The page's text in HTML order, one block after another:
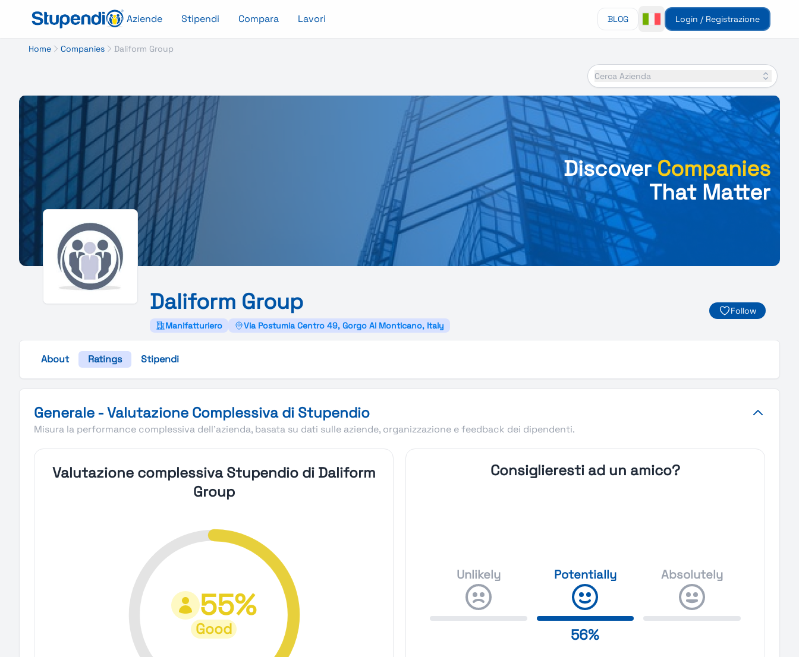
Aziende Stipendi Compara Lavori BLOG Login / Registrazione
Home Companies Daliform Group
Cerca Azienda
DiscoverCompanies
That Matter
Daliform Group
Manifatturiero Via Postumia Centro 49, Gorgo Al Monticano, Italy
Follow
About Ratings Stipendi
Generale - Valutazione Complessiva di Stupendio
Misura la performance complessiva dell'azienda, basata su dati sulle aziende, organizzazione e feedback dei dipendenti.
Valutazione complessiva Stupendio di Daliform
Group
55%
Good
Consiglieresti ad un amico?
Unlikely Potentially
56%
Absolutely